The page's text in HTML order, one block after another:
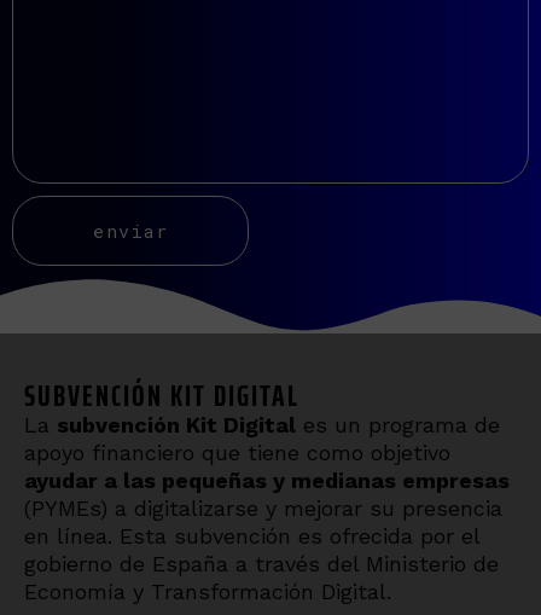
SUBVENCIÓN KIT DIGITAL
La subvención Kit Digital es un programa de
apoyo financiero que tiene como objetivo
ayudar a las pequeñas y medianas empresas
(PYMEs) a digitalizarse y mejorar su presencia
en línea. Esta subvención es ofrecida por el
gobierno de España a través del Ministerio de
Economía y Transformación Digital.